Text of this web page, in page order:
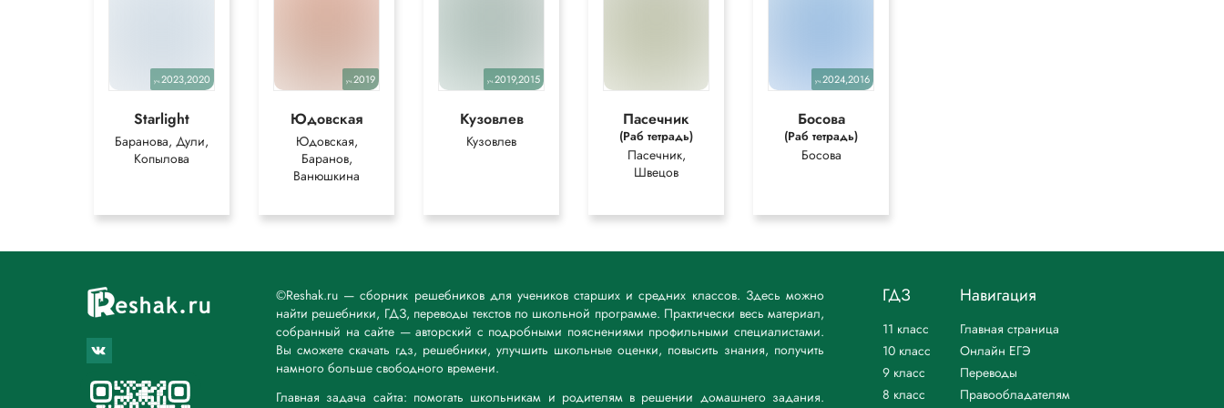
уч.2023,2020
Starlight
Баранова, Дули,
Копылова
уч.2019
Юдовская
Юдовская,
Баранов,
Ванюшкина
уч.2019,2015
Кузовлев
Кузовлев
Пасечник
(Раб тетрадь)
Пасечник,
Швецов
уч.2024,2016
Босова
(Раб тетрадь)
Босова
©Reshak.ru — сборник решебников для учеников старших и средних классов. Здесь можно
найти решебники, ГДЗ, переводы текстов по школьной программе. Практически весь материал,
собранный на сайте — авторский с подробными пояснениями профильными специалистами.
Вы сможете скачать гдз, решебники, улучшить школьные оценки, повысить знания, получить
намного больше свободного времени.
Главная задача сайта: помогать школьникам и родителям в решении домашнего задания.
ГДЗ
11 класс
10 класс
9 класс
8 класс
Навигация
Главная страница
Онлайн ЕГЭ
Переводы
Правообладателям